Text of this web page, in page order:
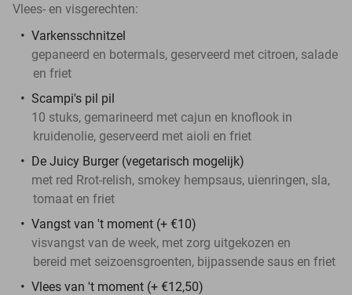
Vlees- en visgerechten:
Varkensschnitzel
gepaneerd en botermals, geserveerd met citroen, salade
en friet
Scampi's pil pil
10 stuks, gemarineerd met cajun en knoflook in
kruidenolie, geserveerd met aioli en friet
De Juicy Burger (vegetarisch mogelijk)
met red Rrot-relish, smokey hempsaus, uienringen, sla,
tomaat en friet
Vangst van 't moment (+ €10)
visvangst van de week, met zorg uitgekozen en
bereid met seizoensgroenten, bijpassende saus en friet
Vlees van 't moment (+ €12,50)